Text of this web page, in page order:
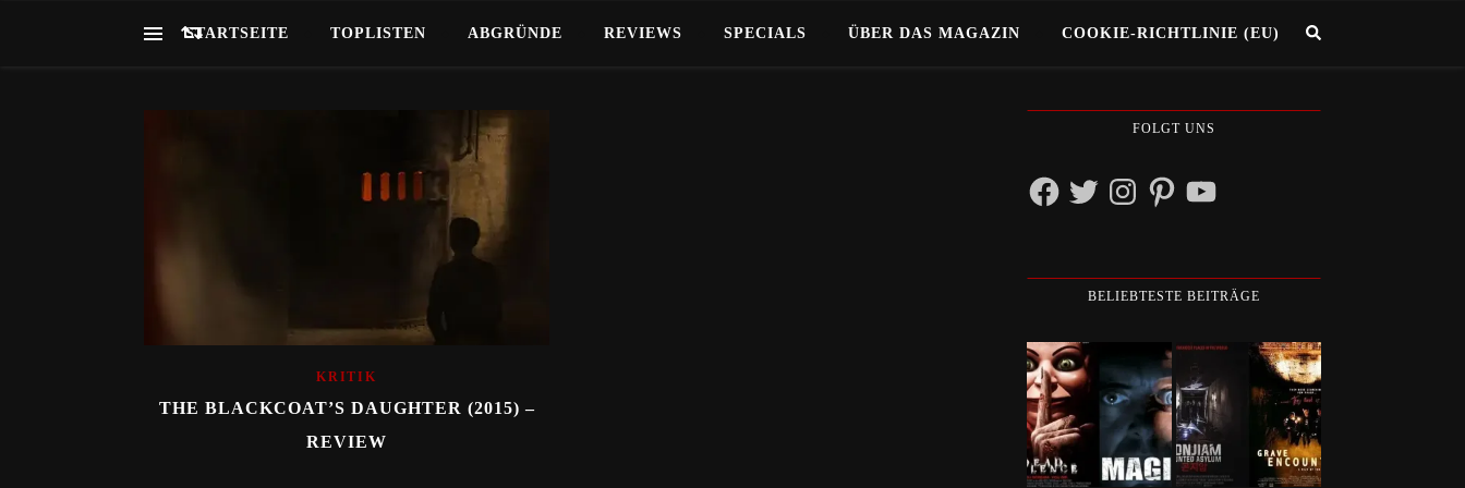
STARTSEITE TOPLISTEN ABGRÜNDE REVIEWS SPECIALS ÜBER DAS MAGAZIN COOKIE-RICHTLINIE (EU)
KRITIK
THE BLACKCOAT’S DAUGHTER (2015) –
REVIEW
FOLGT UNS
FacebookTwitterInstagramPinterestYouTube
BELIEBTESTE BEITRÄGE